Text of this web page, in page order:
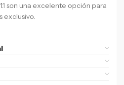
son una excelente opción para
exclusivo.